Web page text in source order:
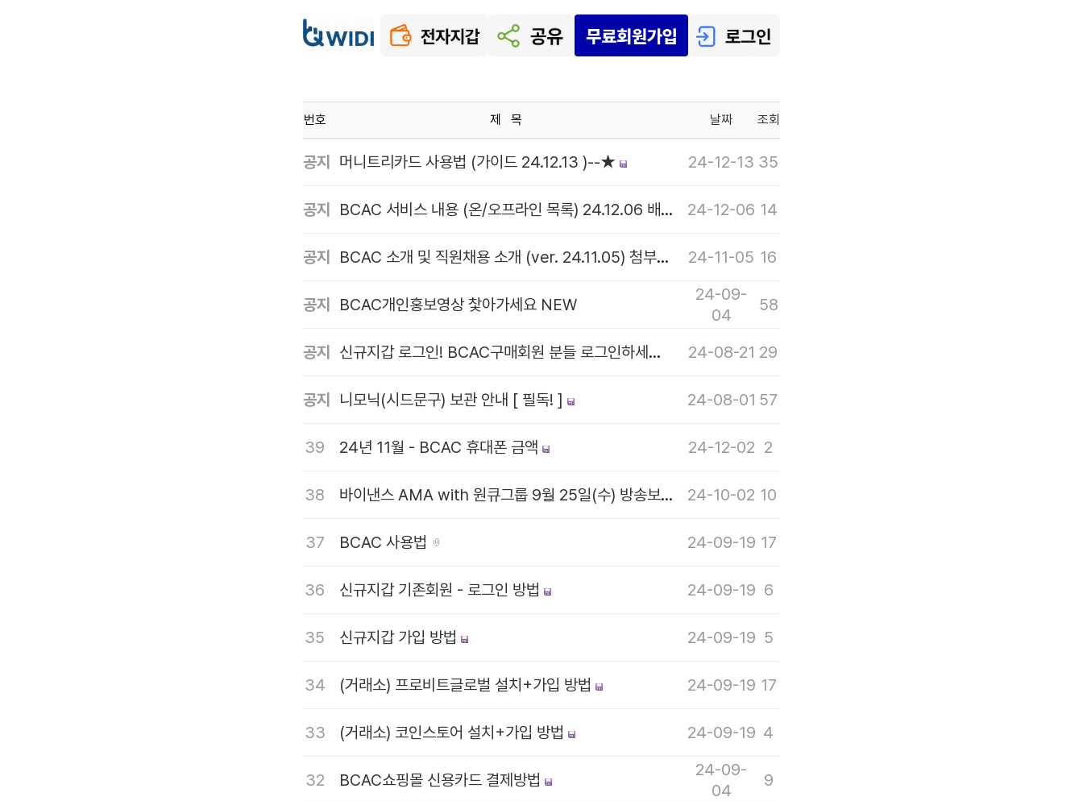
번호 제 목 날짜 조회
공지 머니트리카드 사용법 (가이드 24.12.13 )--★ 24-12-13 35
공지 BCAC 서비스 내용 (온/오프라인 목록) 24.12.06 배포 24-12-06 14
공지 BCAC 소개 및 직원채용 소개 (ver. 24.11.05) 첨부파일 24-11-05 16
공지 BCAC개인홍보영상 찿아가세요 NEW
24-09-
04
58
공지 신규지갑 로그인! BCAC구매회원 분들 로그인하세요! 24-08-21 29
공지 니모닉(시드문구) 보관 안내 [ 필독! ] 24-08-01 57
39 24년 11월 - BCAC 휴대폰 금액 24-12-02 2
38 바이낸스 AMA with 원큐그룹 9월 25일(수) 방송보기 24-10-02 10
37 BCAC 사용법 24-09-19 17
36 신규지갑 기존회원 - 로그인 방법 24-09-19 6
35 신규지갑 가입 방법 24-09-19 5
34 (거래소) 프로비트글로벌 설치+가입 방법 24-09-19 17
33 (거래소) 코인스토어 설치+가입 방법 24-09-19 4
32 BCAC쇼핑몰 신용카드 결제방법
24-09-
04
9